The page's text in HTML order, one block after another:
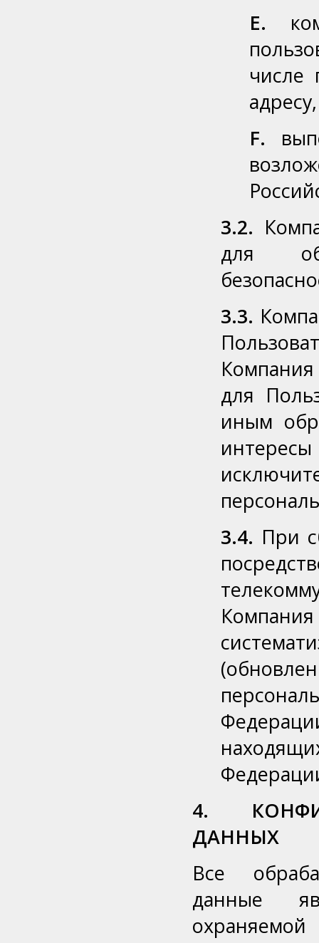
E.
числе
F.
3.2.
для
3.3.
для
иным
3.4. При
4.
ДАННЫХ
Все
данные